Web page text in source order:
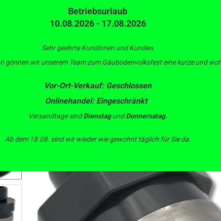
Betriebsurlaub
10.08.2026 - 17.08.2026
Sehr geehrte Kundinnen und Kunden,
gönnen wir unserem Team zum Gäubodenvolksfest eine kurze und
Vor-Ort-Verkauf: Geschlossen
Onlinehandel: Eingeschränkt
Versandtage sindDienstagundDonnersatag.
Ab dem 18.08. sind wir wieder wie gewohnt täglich für Sie da.
BEWÄSSERUNGSTECHNIK PUMPEN IBC
Wassertechnik » PVC Rohrsystem » PVC Fittings
stuzen-nippel »
Klebestutzen x IG mit Verstärkungsring